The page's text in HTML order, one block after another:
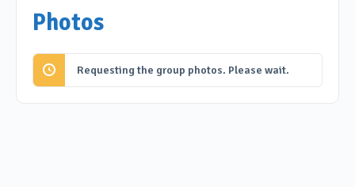
Photos
Requesting the group photos. Please wait.